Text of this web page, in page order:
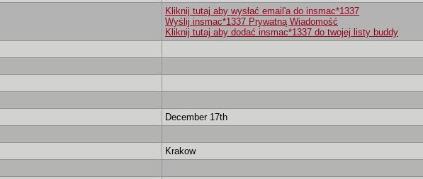
Kliknij tutaj aby wysłać email'a do insmac*1337
Wyślij insmac*1337 Prywatną Wiadomość
Kliknij tutaj aby dodać insmac*1337 do twojej listy buddy
December 17th
Krakow